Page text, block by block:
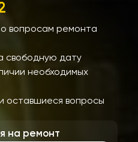
вопросам ремонта
свободную дату
необходимых
оставшиеся вопросы
на ремонт